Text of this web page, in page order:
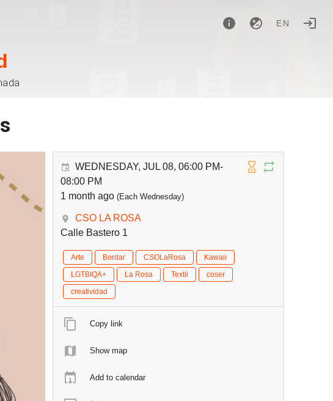
EN
WEDNESDAY, JUL 08, 06:00 PM-
08:00 PM
1 month ago (Each Wednesday)
CSO LA ROSA
Calle Bastero 1
Arte Bordar CSOLaRosa
Kawaii
LGTBIQA+
La Rosa Textil
coser
creatividad
Copy link
Show map
Add to calendar